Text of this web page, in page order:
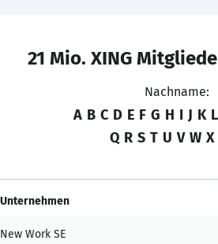
21 Mio. XING
Nachname:
A B C D E F G H I J K L
Q R S T U V W X
Unternehmen
New Work SE